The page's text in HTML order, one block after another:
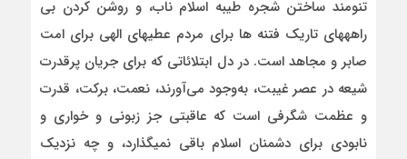
تنومند ساختن شجره طیبه اسلام ناب، و روشن کردن بی
راهه­های تاریک فتنه ها برای مردم عطیه­ای الهی برای امت
صابر و مجاهد است. در دل ابتلائاتی که برای جریان پرقدرت
شیعه در عصر غیبت، به‌وجود می‌آورند، نعمت، برکت، قدرت
و عظمت شگرفی است که عاقبتی جز زبونی و خواری و
نابودی برای دشمنان اسلام باقی نمی­گذارد، و چه نزدیک